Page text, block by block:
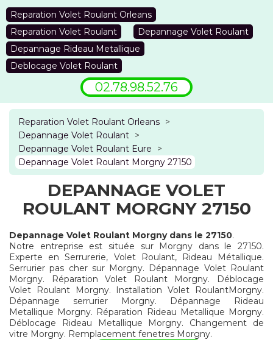
Reparation Volet Roulant Orleans
Reparation Volet Roulant
Depannage Volet Roulant
Depannage Rideau Metallique
Deblocage Volet Roulant
02.78.98.52.76
Reparation Volet Roulant Orleans >
Depannage Volet Roulant >
Depannage Volet Roulant Eure
>
Depannage Volet Roulant Morgny 27150
DEPANNAGE VOLET
ROULANT MORGNY 27150
Depannage Volet Roulant Morgny dans le 27150.
Notre entreprise est située sur Morgny dans le 27150.
Experte en Serrurerie, Volet Roulant, Rideau Métallique.
Serrurier pas cher sur Morgny. Dépannage Volet Roulant
Morgny. Réparation Volet Roulant Morgny. Déblocage
Volet Roulant Morgny. Installation Volet RoulantMorgny.
Dépannage serrurier Morgny. Dépannage Rideau
Metallique Morgny. Réparation Rideau Metallique Morgny.
Déblocage Rideau Metallique Morgny. Changement de
vitre Morgny. Remplacement fenetres Morgny.